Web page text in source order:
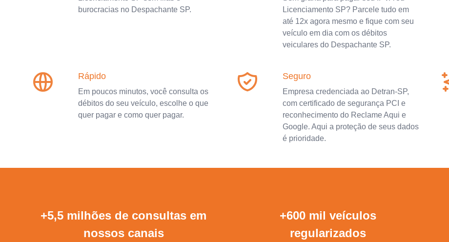
burocracias no Despachante SP.
Licenciamento SP? Parcele tudo em
até 12x agora mesmo e fique com seu
veículo em dia com os débitos
veiculares do Despachante SP.
Rápido
Em poucos minutos, você consulta os
débitos do seu veículo, escolhe o que
quer pagar e como quer pagar.
Seguro
Empresa credenciada ao Detran-SP,
com certificado de segurança PCI e
reconhecimento do Reclame Aqui e
Google. Aqui a proteção de seus dados
é prioridade.
+5,5 milhões de consultas em
nossos canais
+600 mil veículos
regularizados